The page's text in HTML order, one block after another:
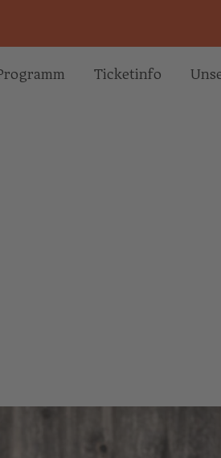
Ticketinfo